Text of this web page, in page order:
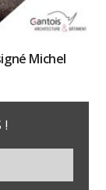
Michel
!